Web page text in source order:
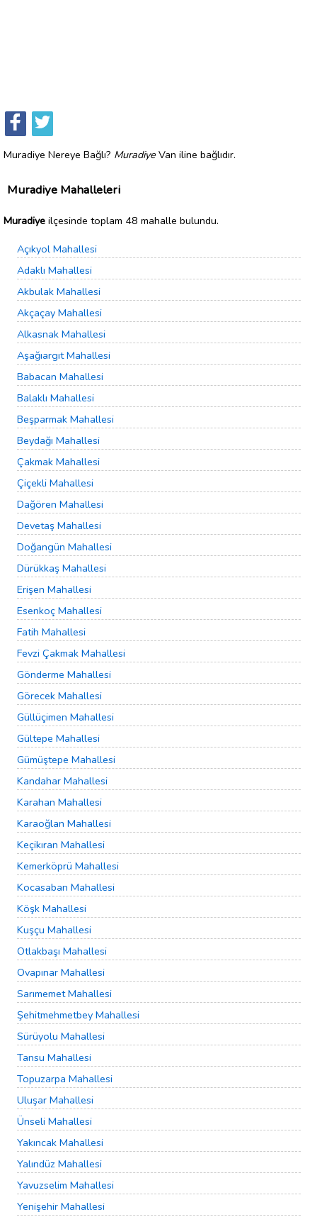
Muradiye Nereye Bağlı? Muradiye Van iline bağlıdır.
Muradiye Mahalleleri
Muradiye ilçesinde toplam 48 mahalle bulundu.
Açıkyol Mahallesi
Adaklı Mahallesi
Akbulak Mahallesi
Akçaçay Mahallesi
Alkasnak Mahallesi
Aşağıargıt Mahallesi
Babacan Mahallesi
Balaklı Mahallesi
Beşparmak Mahallesi
Beydağı Mahallesi
Çakmak Mahallesi
Çiçekli Mahallesi
Dağören Mahallesi
Devetaş Mahallesi
Doğangün Mahallesi
Dürükkaş Mahallesi
Erişen Mahallesi
Esenkoç Mahallesi
Fatih Mahallesi
Fevzi Çakmak Mahallesi
Gönderme Mahallesi
Görecek Mahallesi
Güllüçimen Mahallesi
Gültepe Mahallesi
Gümüştepe Mahallesi
Kandahar Mahallesi
Karahan Mahallesi
Karaoğlan Mahallesi
Keçikıran Mahallesi
Kemerköprü Mahallesi
Kocasaban Mahallesi
Köşk Mahallesi
Kuşçu Mahallesi
Otlakbaşı Mahallesi
Ovapınar Mahallesi
Sarımemet Mahallesi
Şehitmehmetbey Mahallesi
Sürüyolu Mahallesi
Tansu Mahallesi
Topuzarpa Mahallesi
Uluşar Mahallesi
Ünseli Mahallesi
Yakıncak Mahallesi
Yalındüz Mahallesi
Yavuzselim Mahallesi
Yenişehir Mahallesi